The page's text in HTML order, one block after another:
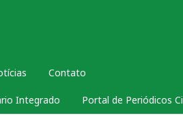
Contato
Integrado Portal de Periódicos